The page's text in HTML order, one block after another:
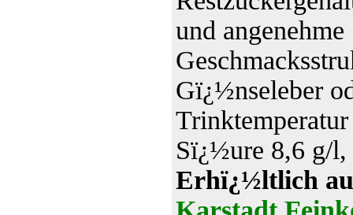
und
Gï¿½nseleber
Sï¿½ure 8,6 g/
Erhï¿½ltlich